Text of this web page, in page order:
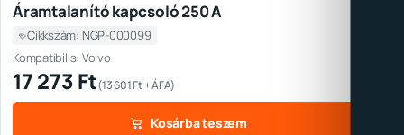
Áramtalanító kapcsoló 250 A
Cikkszám: NGP-000099
Kompatibilis: Volvo
17 273Ft(13 601Ft+ ÁFA)
Kosárba teszem